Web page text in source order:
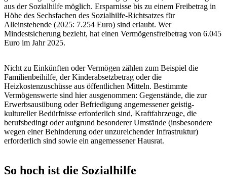
aus der Sozialhilfe möglich. Ersparnisse bis zu einem Freibetrag in
Höhe des Sechsfachen des Sozialhilfe-Richtsatzes für
Alleinstehende (2025: 7.254 Euro) sind erlaubt. Wer
Mindestsicherung bezieht, hat einen Vermögensfreibetrag von 6.045
Euro im Jahr 2025.
Nicht zu Einkünften oder Vermögen zählen zum Beispiel die
Familienbeihilfe, der Kinderabsetzbetrag oder die
Heizkostenzuschüsse aus öffentlichen Mitteln. Bestimmte
Vermögenswerte sind hier ausgenommen: Gegenstände, die zur
Erwerbsausübung oder Befriedigung angemessener geistig-
kultureller Bedürfnisse erforderlich sind, Kraftfahrzeuge, die
berufsbedingt oder aufgrund besonderer Umstände (insbesondere
wegen einer Behinderung oder unzureichender Infrastruktur)
erforderlich sind sowie ein angemessener Hausrat.
So hoch ist die Sozialhilfe